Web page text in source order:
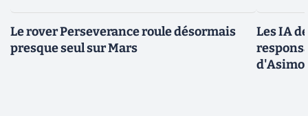
Le rover Perseverance roule désormais
presque seul sur Mars
Les IA